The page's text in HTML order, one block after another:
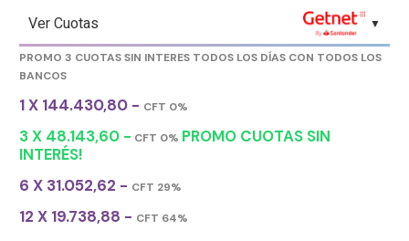
Ver Cuotas
PROMO 3 CUOTAS SIN INTERES TODOS LOS DÍAS CON TODOS LOS
BANCOS
1 X 144.430,80 - CFT 0%
3 X 48.143,60 - CFT 0% PROMO CUOTAS SIN
INTERÉS!
6 X 31.052,62 - CFT 29%
12 X 19.738,88 - CFT 64%